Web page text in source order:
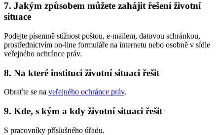
7. Jakým způsobem můžete zahájit řešení životní
situace
Podejte písemně stížnost poštou, e-mailem, datovou schránkou,
prostřednictvím on-line formuláře na internetu nebo osobně v sídle
veřejného ochránce práv.
8. Na které instituci životní situaci řešit
Obraťte se na veřejného ochránce práv.
9. Kde, s kým a kdy životní situaci řešit
S pracovníky příslušného úřadu.